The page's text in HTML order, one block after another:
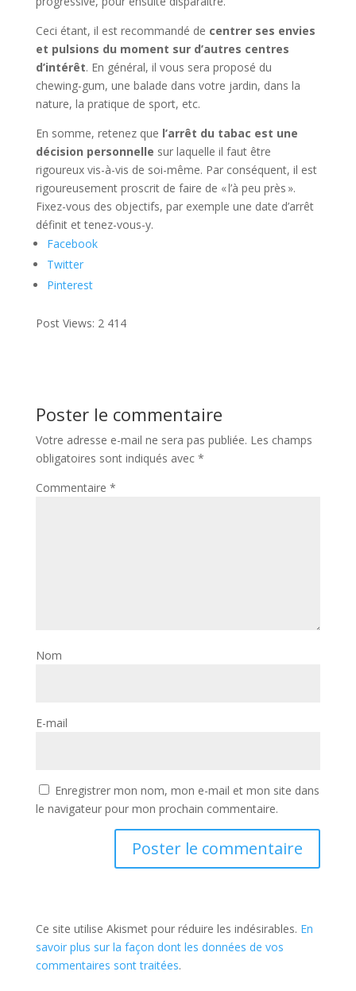
Ceci étant, il est recommandé de centrer ses envies
et pulsions du moment sur d’autres centres
d’intérêt. En général, il vous sera proposé du
chewing-gum, une balade dans votre jardin, dans la
nature, la pratique de sport, etc.
En somme, retenez que l’arrêt du tabac est une
décision personnelle sur laquelle il faut être
rigoureux vis-à-vis de soi-même. Par conséquent, il est
rigoureusement proscrit de faire de « l’à peu près ».
Fixez-vous des objectifs, par exemple une date d’arrêt
définit et tenez-vous-y.
Facebook
Twitter
Pinterest
Post Views: 2 414
Poster le commentaire
Votre adresse e-mail ne sera pas publiée. Les champs
obligatoires sont indiqués avec *
Commentaire *
Nom
E-mail
Enregistrer mon nom, mon e-mail et mon site dans
le navigateur pour mon prochain commentaire.
Ce site utilise Akismet pour réduire les indésirables. En
savoir plus sur la façon dont les données de vos
commentaires sont traitées.